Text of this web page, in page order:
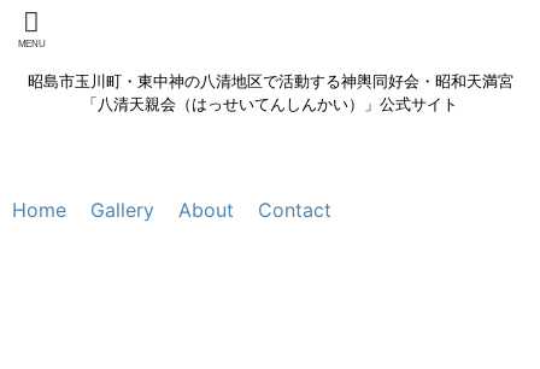
昭島市玉川町・東中神の八清地区で活動する神輿同好会・昭和天満宮
「八清天親会（はっせいてんしんかい）」公式サイト
Home Gallery About Contact